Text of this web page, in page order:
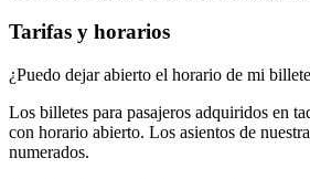
Tarifas y horarios
¿Puedo dejar abierto el horario de mi
Los billetes para pasajeros adquiridos en
con horario abierto. Los asientos de
numerados.